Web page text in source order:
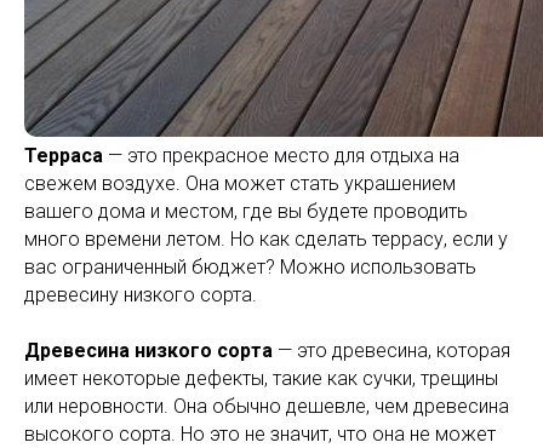
Терраса — это прекрасное место для отдыха на
свежем воздухе. Она может стать украшением
вашего дома и местом, где вы будете проводить
много времени летом. Но как сделать террасу, если у
вас ограниченный бюджет? Можно использовать
древесину низкого сорта.
Древесина низкого сорта — это древесина, которая
имеет некоторые дефекты, такие как сучки, трещины
или неровности. Она обычно дешевле, чем древесина
высокого сорта. Но это не значит, что она не может